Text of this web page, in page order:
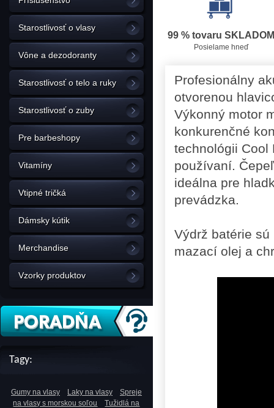
Starostlivosť o vlasy
Vône a dezodoranty
Starostlivosť o telo a ruky
Starostlivosť o zuby
Pre barbeshopy
Vitamíny
Vtipné tričká
Dámsky kútik
Merchandise
Vzorky produktov
Tagy:
Gumy na vlasy Laky na vlasy
Spreje
na vlasy s morskou soľou
Tužidlá na
99 % tovaru SKLADOM
Posielame hneď
Profesionálny
otvorenou
Výkonný motor
konkurenčné
technológii Cool
používaní.
ideálna pre
prevádzka.
Výdrž batérie
mazací olej a